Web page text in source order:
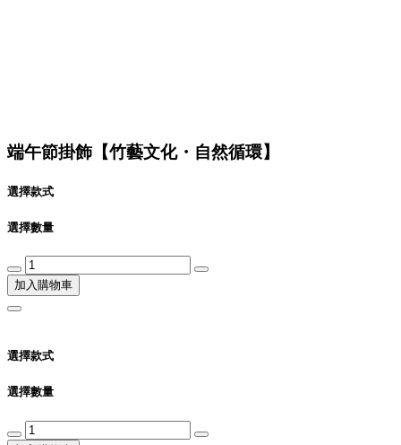
端午節掛飾【竹藝文化・自然循環】
選擇款式
選擇數量
加入購物車
選擇款式
選擇數量